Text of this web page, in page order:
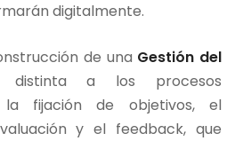
digitalmente.
de una Gestión del
a los procesos
la fijación de objetivos, el
y el feedback, que